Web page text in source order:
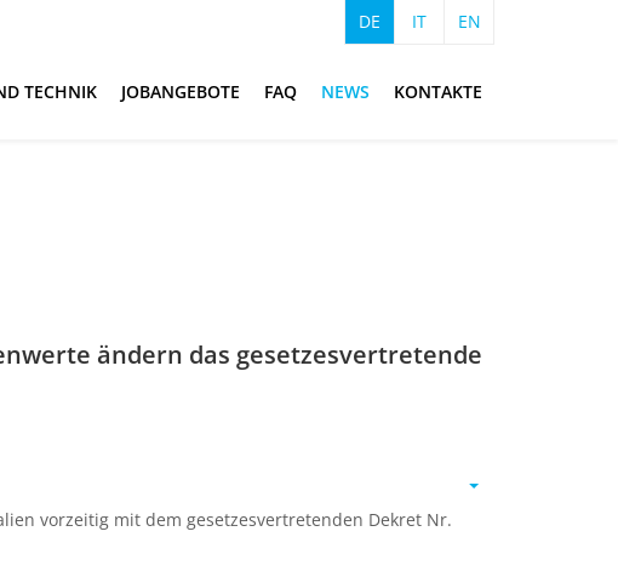
DE IT EN
TECHNIK JOBANGEBOTE FAQ NEWS KONTAKTE
ändern das gesetzesvertretende
vorzeitig mit dem gesetzesvertretenden Dekret Nr.